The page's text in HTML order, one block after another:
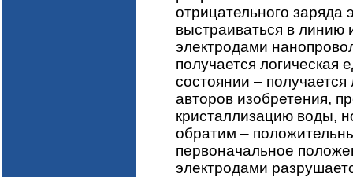
отрицательного
выстраиваться в
электродами
получается логическая
состоянии –
авторов изобретения,
кристаллизацию воды,
обратим –
первоначальное
электродами